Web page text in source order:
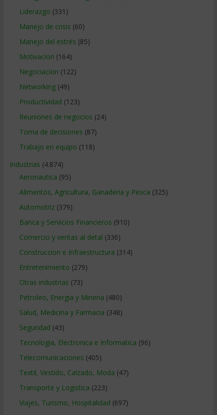
Liderazgo (331)
Manejo de crisis (60)
Manejo del estrés (85)
Motivacion (164)
Negociacion (122)
Networking(49)
Productividad (123)
Reuniones de negocios (24)
Toma de decisiones (87)
Trabajo en equipo (118)
Industrias (4.874)
Aeronautica (95)
Alimentos, Agricultura, Ganaderia y Pesca (325)
Automotriz(379)
Banca y Servicios Financieros (910)
Comercio y ventas al detal (336)
Construccion e Infraestructura (314)
Entretenimiento (279)
Otras industrias (73)
Petroleo, Energia y Mineria (480)
Salud, Medicina y Farmacia (348)
Seguridad (43)
Tecnologia, Electronica e Informatica (96)
Telecomunicaciones (405)
Textil, Vestido, Calzado, Moda (47)
Transporte y Logistica (223)
Viajes, Turismo, Hospitalidad (697)